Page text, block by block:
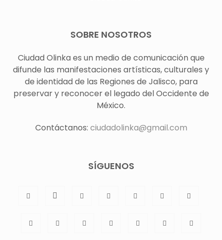
SOBRE NOSOTROS
Ciudad Olinka es un medio de comunicación que
difunde las manifestaciones artísticas, culturales y
de identidad de las Regiones de Jalisco, para
preservar y reconocer el legado del Occidente de
México.
Contáctanos: ciudadolinka@gmail.com
SÍGUENOS